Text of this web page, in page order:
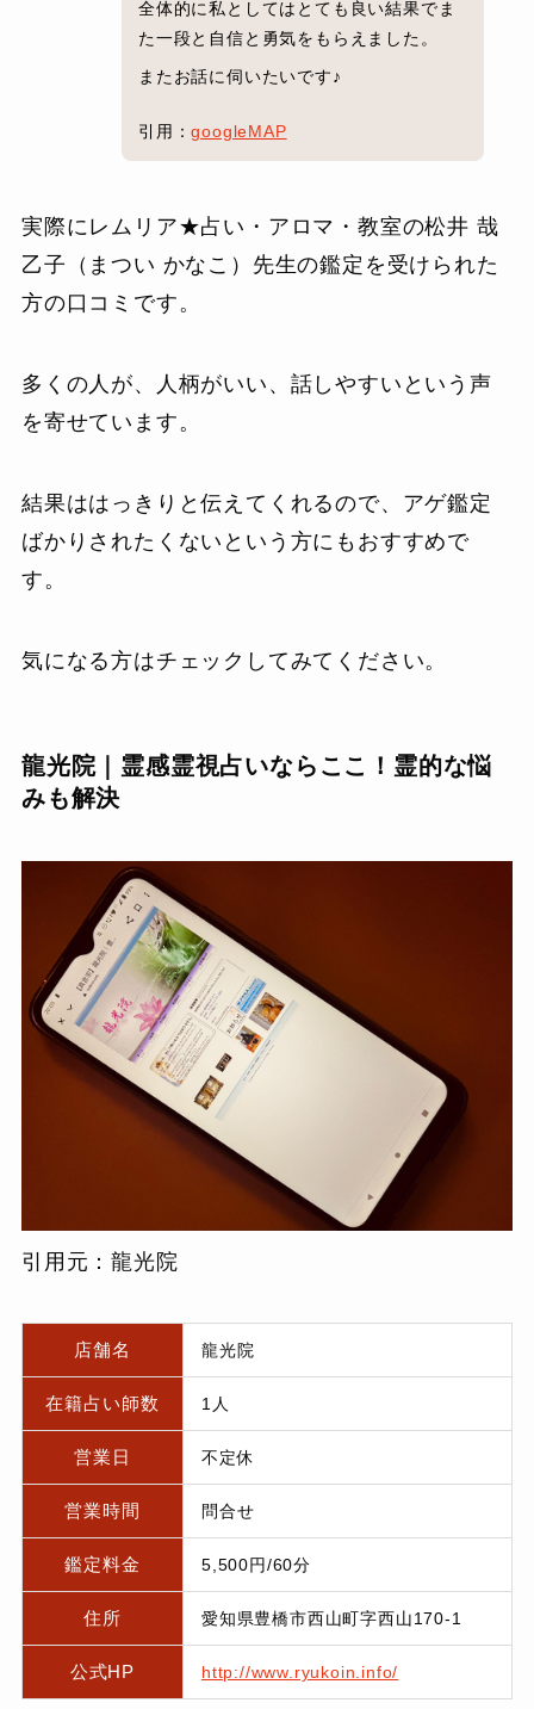
全体的に私としてはとても良い結果でま
た一段と自信と勇気をもらえました。
またお話に伺いたいです♪
引用：googleMAP
実際にレムリア★占い・アロマ・教室の松井 哉
乙子（まつい かなこ）先生の鑑定を受けられた
方の口コミです。
多くの人が、人柄がいい、話しやすいという声
を寄せています。
結果ははっきりと伝えてくれるので、アゲ鑑定
ばかりされたくないという方にもおすすめで
す。
気になる方はチェックしてみてください。
龍光院｜霊感霊視占いならここ！霊的な悩
みも解決
引用元：龍光院
店舗名 龍光院
在籍占い師数 1人
営業日 不定休
営業時間 問合せ
鑑定料金 5,500円/60分
住所 愛知県豊橋市西山町字西山170-1
公式HP http://www.ryukoin.info/